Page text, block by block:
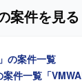
ルサーバ、CAサ
、Symantec
各種ソフトウ
ます。
っていただきます。
でき、関係者と
旧対応を進めら
案件を見る
の案件一覧
案件一覧 「